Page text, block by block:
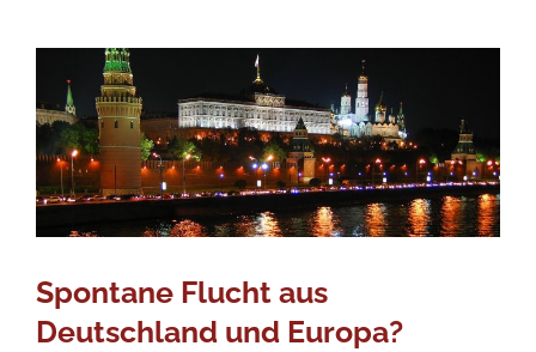
Spontane Flucht aus
Deutschland und Europa?